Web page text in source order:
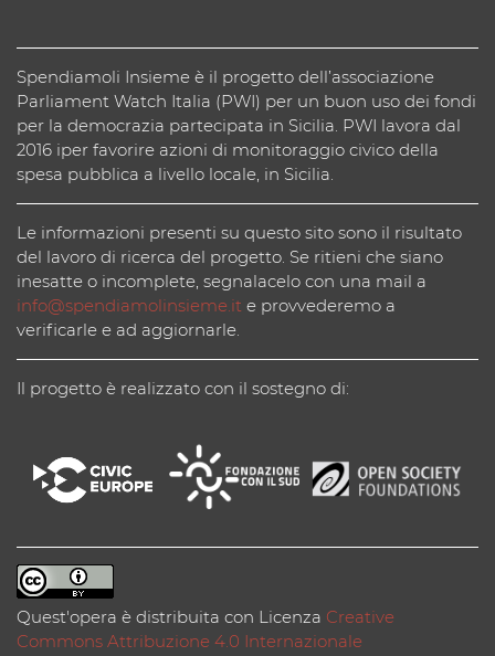
Spendiamoli Insieme è il progetto dell’associazione
Parliament Watch Italia (PWI) per un buon uso dei fondi
per la democrazia partecipata in Sicilia. PWI lavora dal
2016 iper favorire azioni di monitoraggio civico della
spesa pubblica a livello locale, in Sicilia.
Le informazioni presenti su questo sito sono il risultato
del lavoro di ricerca del progetto. Se ritieni che siano
inesatte o incomplete, segnalacelo con una mail a
info@spendiamolinsieme.it e provvederemo a
verificarle e ad aggiornarle.
Il progetto è realizzato con il sostegno di:
Quest'opera è distribuita con Licenza Creative
Commons Attribuzione 4.0 Internazionale